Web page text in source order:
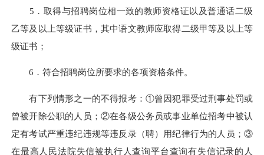
5．取得与招聘岗位相一致的教师资格证以及普通话二级
乙等及以上等级证书，其中语文教师应取得二级甲等及以上等
级证书；
6．符合招聘岗位所要求的各项资格条件。
有下列情形之一的不得报考：①曾因犯罪受过刑事处罚或
曾被开除公职的人员；②在各级公务员或事业单位招考中被认
定有考试严重违纪违规等违反录（聘）用纪律行为的人员；③
在最高人民法院失信被执行人查询平台查询有失信记录的人